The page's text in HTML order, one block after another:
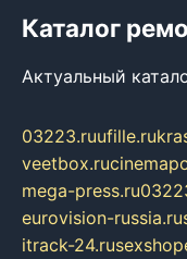
Каталог
Актуальный
03223.ruufille.ru
veetbox.ru
mega-press.ru
eurovision-russia.ru
itrack-24.ru